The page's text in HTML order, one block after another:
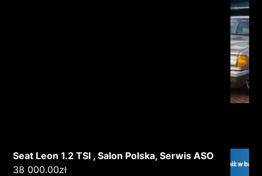
Seat Leon 1.2 TSI , Salon Polska, Serwis ASO
38 000.00zł